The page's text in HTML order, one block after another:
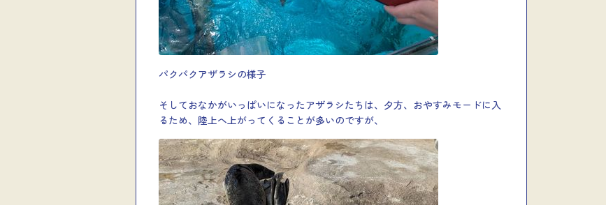
パクパクアザラシの様子
そしておなかがいっぱいになったアザラシたちは、夕方、おやすみモードに入
るため、陸上へ上がってくることが多いのですが、